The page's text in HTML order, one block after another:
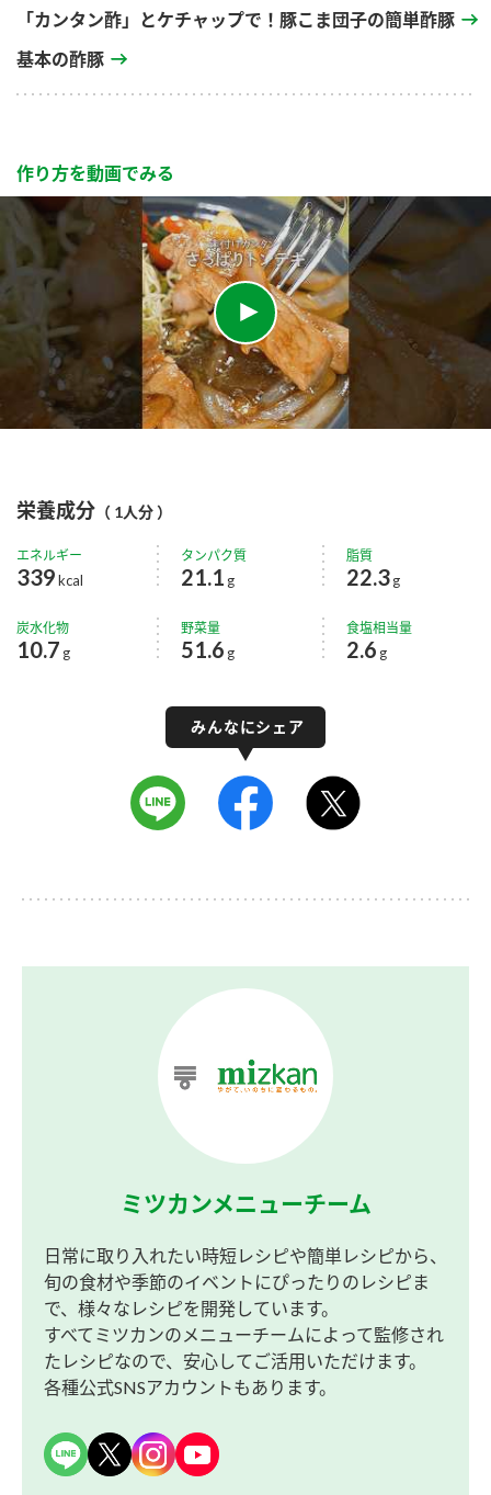
「カンタン酢」とケチャップで！豚こま団子の簡単酢豚
基本の酢豚
作り方を動画でみる
栄養成分 （ 1人分 ）
エネルギー
339kcal
タンパク質
21.1 g
脂質
22.3 g
炭水化物
10.7 g
野菜量
51.6 g
食塩相当量
2.6 g
ミツカンメニューチーム
日常に取り入れたい時短レシピや簡単レシピから、
旬の食材や季節のイベントにぴったりのレシピま
で、様々なレシピを開発しています。
すべてミツカンのメニューチームによって監修され
たレシピなので、安心してご活用いただけます。
各種公式SNSアカウントもあります。